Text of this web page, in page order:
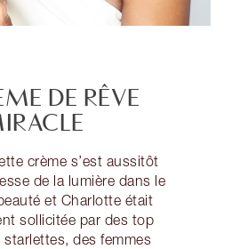
DE RÊVE
crème s’est aussitôt
de la lumière dans le
et Charlotte était
sollicitée par des top
starlettes, des femmes